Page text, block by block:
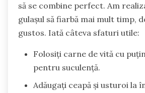
să se combine perfect. Am
gulașul să fiarbă mai mult timp,
gustos. Iată câteva sfaturi utile:
Folosiți carne de vită cu
pentru suculență.
Adăugați ceapă și usturoi la